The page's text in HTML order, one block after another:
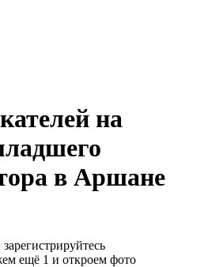
на
в Аршане
ещё 1 и откроем фото